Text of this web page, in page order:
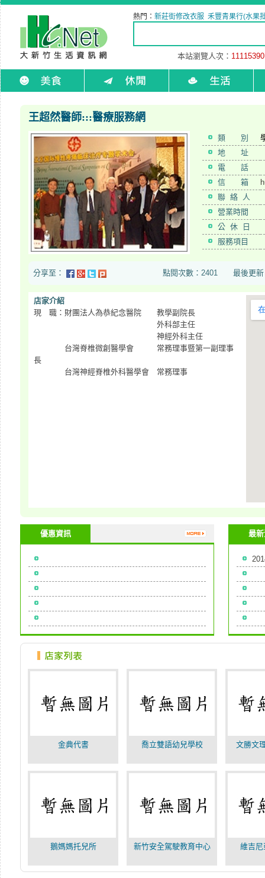
熱門： 新莊街修改衣服 禾豐青果行(水果
本站瀏覽人次： 11115390
王超然醫師:::醫療服務網
類 別
地 址
電 話
信 箱
聯 絡 人
營業時間
公 休 日
服務項目
分享至： 點閱次數：2401 最後更新日期
店家介紹
現 職：財團法人為恭紀念醫院 教學副院長
外科部主任
神經外科主任
台灣脊椎微創醫學會 常務理事暨第一副理事
長
台灣神經脊椎外科醫學會 常務理事
優惠資訊 最
金典代書 喬立雙語幼兒學校 文勝文
鵝媽媽托兒所 新竹安全駕駛教育中心 維吉尼